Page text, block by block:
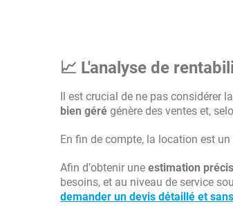
📈 L'analyse de
Il est crucial de ne pas considérer
bien géré génère des ventes et,
En fin de compte, la location est
Afin d'obtenir une estimation
besoins, et au niveau de service
demander un devis détaillé et